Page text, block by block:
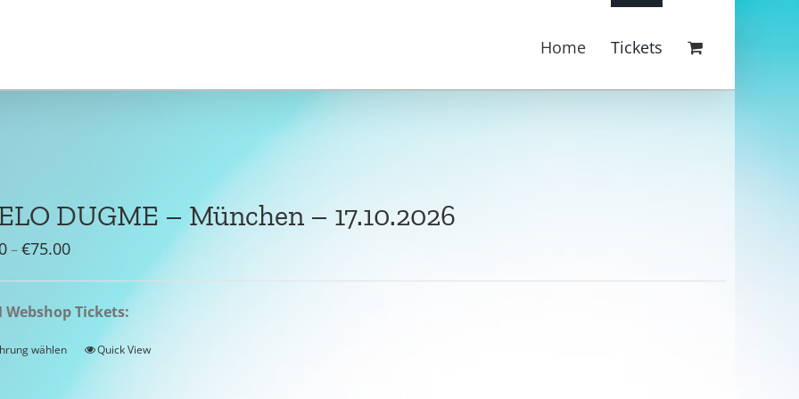
Home Tickets
DUGME – München – 17.10.2026
–€75.00Preisspanne:
€75.00
Webshop Tickets:
wählen Quick View